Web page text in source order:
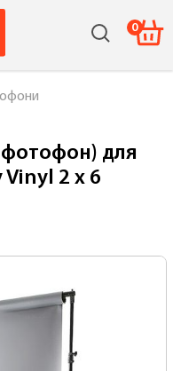
0
для
2 х 6